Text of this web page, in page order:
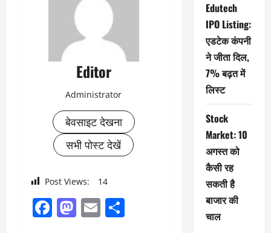
Editor
Administrator
बेवसाइट देखना
सभी पोस्ट देखें
Post Views: 14
Facebook
Mastodon
Email
Edutech
IPO Listing:
एडटेक कंपनी
ने जीता दिल,
7% बढ़त में
लिस्ट
Stock
Market: 10
अगस्त को
कैसी रह
सकती है
बाजार की
चाल